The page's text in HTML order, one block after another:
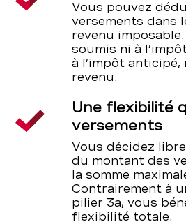
Vous pouvez
versements dans
revenu
soumis ni à
à l’impôt anticipé,
revenu.
Une flexibilité
versements
Vous décidez
du montant des
la somme
Contrairement à
pilier 3a, vous
flexibilité totale.